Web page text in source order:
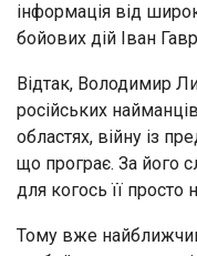
інформація від
бойових дій Іван
Відтак, Володимир
російських
областях, війну із
що програє. За його
для когось її просто
Тому вже